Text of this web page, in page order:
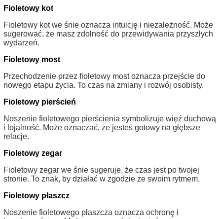
Fioletowy kot
Fioletowy kot we śnie oznacza intuicję i niezależność. Może
sugerować, że masz zdolność do przewidywania przyszłych
wydarzeń.
Fioletowy most
Przechodzenie przez fioletowy most oznacza przejście do
nowego etapu życia. To czas na zmiany i rozwój osobisty.
Fioletowy pierścień
Noszenie fioletowego pierścienia symbolizuje więź duchową
i lojalność. Może oznaczać, że jesteś gotowy na głębsze
relacje.
Fioletowy zegar
Fioletowy zegar we śnie sugeruje, że czas jest po twojej
stronie. To znak, by działać w zgodzie ze swoim rytmem.
Fioletowy płaszcz
Noszenie fioletowego płaszcza oznacza ochronę i